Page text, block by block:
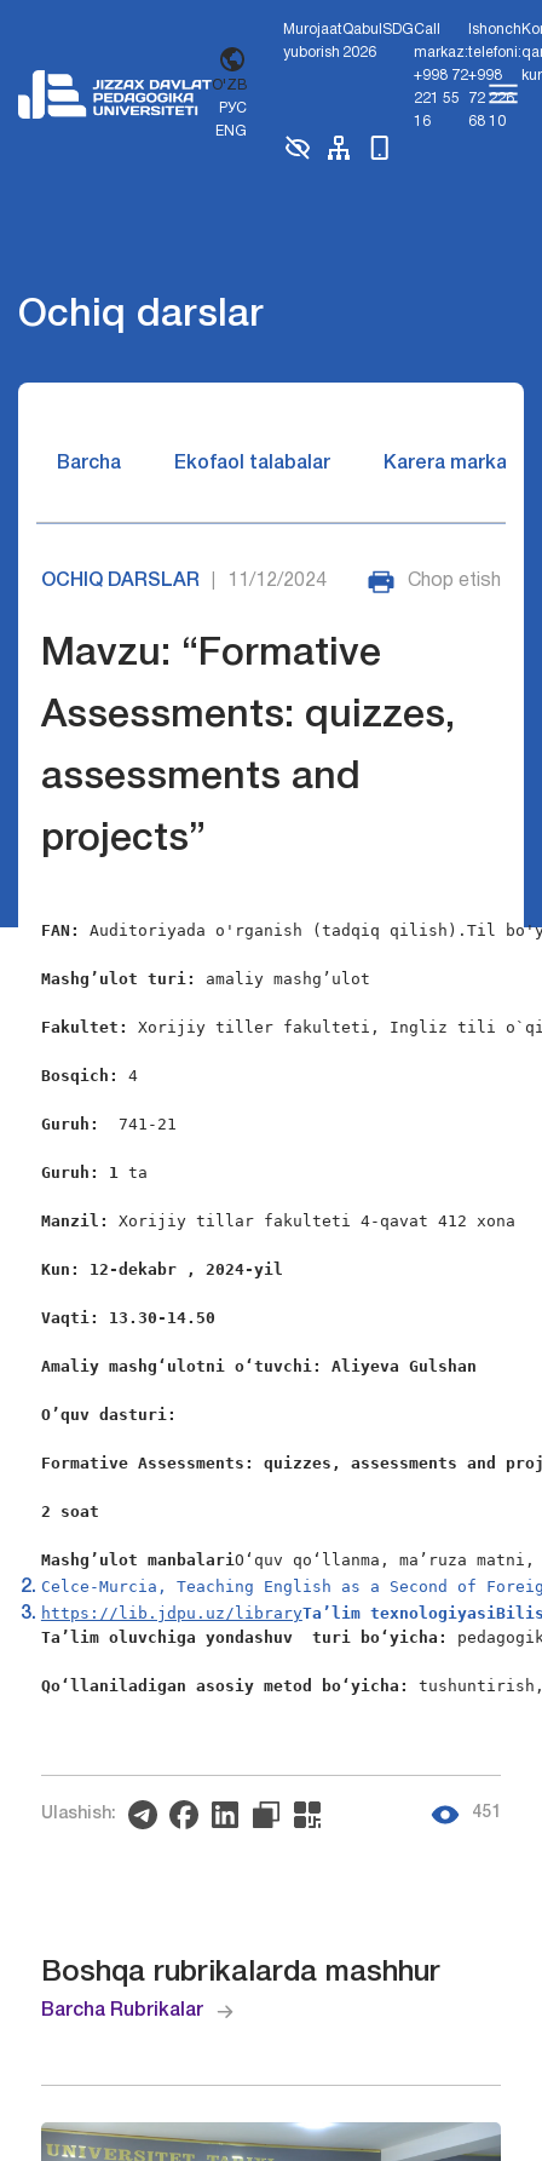
O'ZB
РУС
ENG
Murojaat
yuborish
Qabul
2026
SDGCall
markaz:
+998 72
221 55
16
Ishonch
telefoni:
+998
72 226
68 10
Ochiq darslar
Barcha Ekofaol talabalar Karera markazi
OCHIQ DARSLAR 11/12/2024 Chop etish
Mavzu: “Formative
Assessments: quizzes,
assessments and
projects”
FAN: Auditoriyada o'rganish (tadqiq qilish).Til
Mashg’ulot turi: amaliy mashg’ulot
Fakultet: Xorijiy tiller fakulteti, Ingliz tili
Bosqich: 4
Guruh: 741-21
Guruh: 1 ta
Manzil: Xorijiy tillar fakulteti 4-qavat 412 xona
Kun: 12-dekabr , 2024-yil
Vaqti: 13.30-14.50
Amaliy mashgʻulotni oʻtuvchi: Aliyeva Gulshan
O’quv dasturi:
Formative Assessments: quizzes, assessments and
2 soat
Mashg’ulot manbalariO‘quv qo‘llanma, ma’ruza
Celce-Murcia, Teaching English as a Second of
https://lib.jdpu.uz/libraryTa’lim texnologiyasi
Ta’lim oluvchiga yondashuv  turi bo‘yicha:
Qo‘llaniladigan asosiy metod bo‘yicha:
Ulashish: 451
Boshqa rubrikalarda mashhur
Barcha Rubrikalar